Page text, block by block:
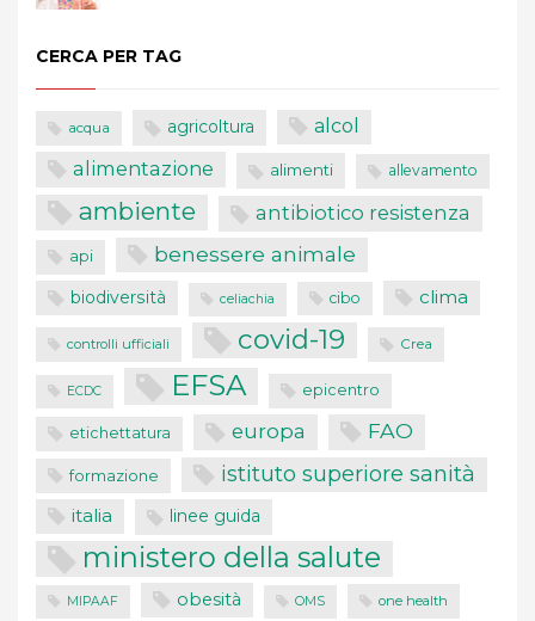
CERCA PER TAG
acqua agricoltura alcol
alimentazione alimenti allevamento
ambiente antibiotico resistenza
api benessere animale
biodiversità celiachia cibo clima
controlli ufficiali covid-19 Crea
ECDC EFSA epicentro
etichettatura europa FAO
formazione istituto superiore sanità
italia linee guida
ministero della salute
MIPAAF obesità OMS one health